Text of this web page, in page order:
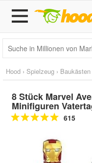
Hood › Spielzeug ›
8 Stück Marvel
Minifiguren
615